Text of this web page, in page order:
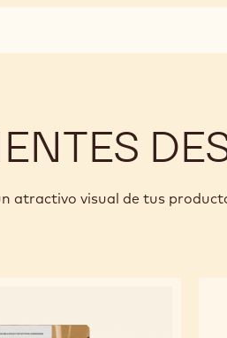
atractivo visual de tus